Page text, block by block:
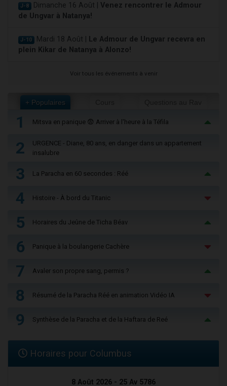
J-8 Dimanche 16 Août | Venez rencontrer le Admour
de Ungvar à Natanya!
J-10 Mardi 18 Août |
Le Admour de Ungvar recevra en
plein Kikar de Natanya à Alonzo!
Voir tous les événements à venir
+ Populaires
1 Mitsva en panique 😨 Arriver à l'heure à la Téfila
2
URGENCE - Diane, 80 ans, en danger dans un appartement
insalubre
3 La Paracha en 60 secondes : Réé
4 Histoire - À bord du Titanic
5 Horaires du Jeûne de Ticha Béav
6 Panique à la boulangerie Cachère
7 Avaler son propre sang, permis ?
8 Résumé de la Paracha Réé en animation Vidéo IA
9 Synthèse de la Paracha et de la Haftara de Reé
Horaires pour Columbus
8 Août 2026 - 25 Av 5786